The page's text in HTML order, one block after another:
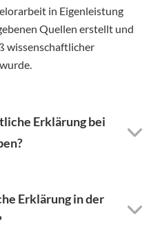
in Eigenleistung
Quellen erstellt und
wissenschaftlicher
Erklärung bei
Erklärung in der